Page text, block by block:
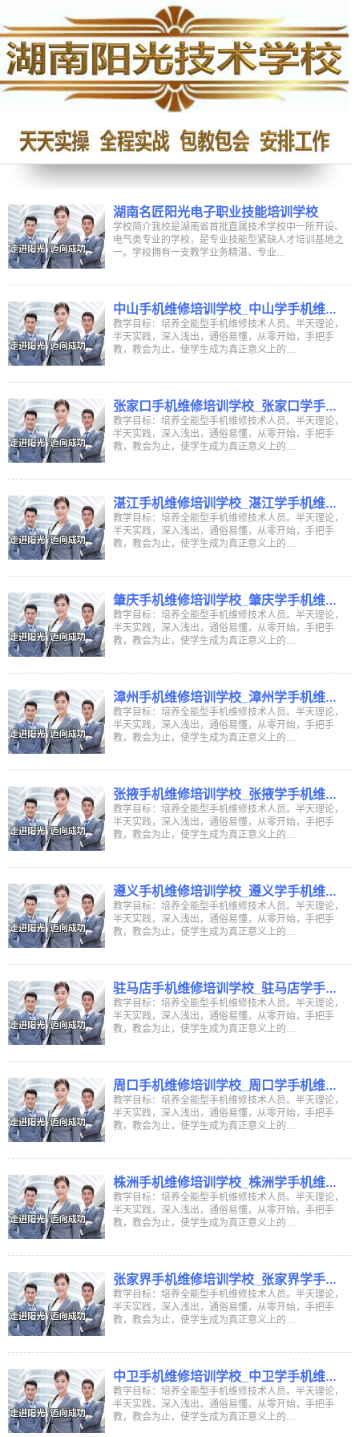
湖南名匠阳光电子职业技能培训学校
学校简介我校是湖南省首批直属技术学校中一所开设、
电气类专业的学校，是专业技能型紧缺人才培训基地之
一。学校拥有一支教学业务精湛、专业…
中山手机维修培训学校_中山学手机维修
学校_中山哪里有学手机维修培训班
教学目标：培养全能型手机维修技术人员。半天理论，
半天实践，深入浅出，通俗易懂，从零开始，手把手
教，教会为止，使学生成为真正意义上的…
张家口手机维修培训学校_张家口学手机
维修学校_张家口哪里有学手机维修培训
班
教学目标：培养全能型手机维修技术人员。半天理论，
半天实践，深入浅出，通俗易懂，从零开始，手把手
教，教会为止，使学生成为真正意义上的…
湛江手机维修培训学校_湛江学手机维修
学校_湛江哪里有学手机维修培训班
教学目标：培养全能型手机维修技术人员。半天理论，
半天实践，深入浅出，通俗易懂，从零开始，手把手
教，教会为止，使学生成为真正意义上的…
肇庆手机维修培训学校_肇庆学手机维修
学校_肇庆哪里有学手机维修培训班
教学目标：培养全能型手机维修技术人员。半天理论，
半天实践，深入浅出，通俗易懂，从零开始，手把手
教，教会为止，使学生成为真正意义上的…
漳州手机维修培训学校_漳州学手机维修
学校_漳州哪里有学手机维修培训班
教学目标：培养全能型手机维修技术人员。半天理论，
半天实践，深入浅出，通俗易懂，从零开始，手把手
教，教会为止，使学生成为真正意义上的…
张掖手机维修培训学校_张掖学手机维修
学校_张掖哪里有学手机维修培训班
教学目标：培养全能型手机维修技术人员。半天理论，
半天实践，深入浅出，通俗易懂，从零开始，手把手
教，教会为止，使学生成为真正意义上的…
遵义手机维修培训学校_遵义学手机维修
学校_遵义哪里有学手机维修培训班
教学目标：培养全能型手机维修技术人员。半天理论，
半天实践，深入浅出，通俗易懂，从零开始，手把手
教，教会为止，使学生成为真正意义上的…
驻马店手机维修培训学校_驻马店学手机
维修学校_驻马店哪里有学手机维修培训
班
教学目标：培养全能型手机维修技术人员。半天理论，
半天实践，深入浅出，通俗易懂，从零开始，手把手
教，教会为止，使学生成为真正意义上的…
周口手机维修培训学校_周口学手机维修
学校_周口哪里有学手机维修培训班
教学目标：培养全能型手机维修技术人员。半天理论，
半天实践，深入浅出，通俗易懂，从零开始，手把手
教，教会为止，使学生成为真正意义上的…
株洲手机维修培训学校_株洲学手机维修
学校_株洲哪里有学手机维修培训班
教学目标：培养全能型手机维修技术人员。半天理论，
半天实践，深入浅出，通俗易懂，从零开始，手把手
教，教会为止，使学生成为真正意义上的…
张家界手机维修培训学校_张家界学手机
维修学校_张家界哪里有学手机维修培训
班
教学目标：培养全能型手机维修技术人员。半天理论，
半天实践，深入浅出，通俗易懂，从零开始，手把手
教，教会为止，使学生成为真正意义上的…
中卫手机维修培训学校_中卫学手机维修
学校_中卫哪里有学手机维修培训班
教学目标：培养全能型手机维修技术人员。半天理论，
半天实践，深入浅出，通俗易懂，从零开始，手把手
教，教会为止，使学生成为真正意义上的…